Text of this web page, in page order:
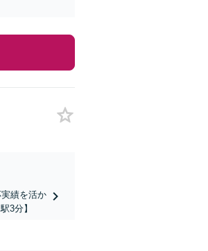
績を活か
3分】